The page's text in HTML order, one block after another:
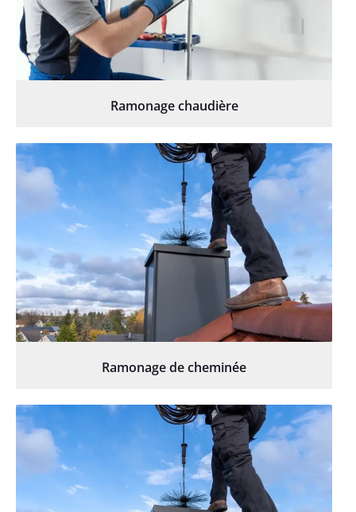
Ramonage chaudière
Ramonage de cheminée